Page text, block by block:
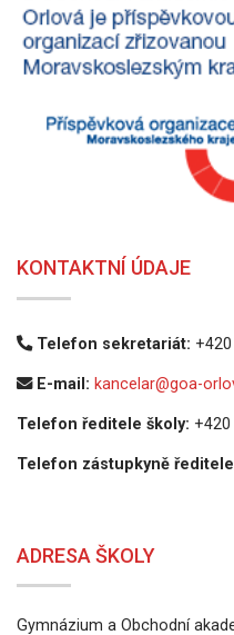
KONTAKTNÍ ÚDAJE
Telefon sekretariát:
E-mail: kancelar@goa-
Telefon ředitele školy:
Telefon zástupkyně
ADRESA ŠKOLY
Gymnázium a Obchodní